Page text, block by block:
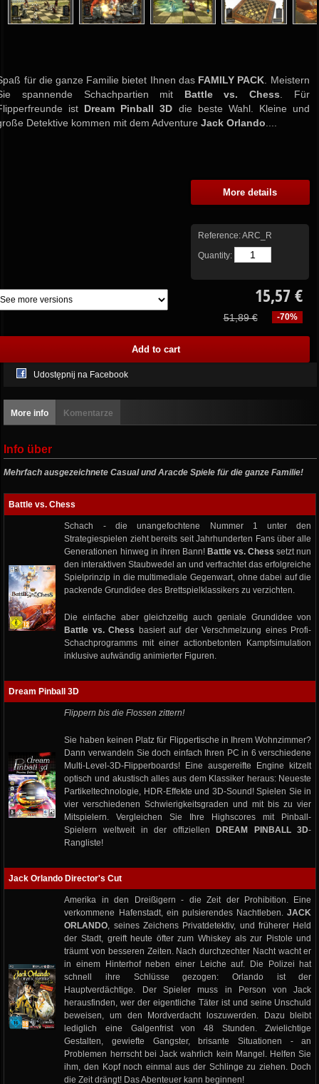
für die ganze Familie bietet Ihnen das FAMILY PACK . Meistern
spannende Schachpartien mit Battle vs. Chess . Für
ist Dream Pinball 3D die beste Wahl. Kleine und
Detektive kommen mit dem AdventureJack Orlando
More details
Reference:ARC_R
Quantity:
15,57 €
-70%
51,89 €
Udostępnij na Facebook
More info Komentarze
Info über
Mehrfach ausgezeichnete Casual und Aracde Spiele für die ganze Familie!
Battle vs. Chess
Schach - die unangefochtene Nummer 1 unter den
Strategiespielen zieht bereits seit Jahrhunderten Fans über alle
Generationen hinweg in ihren Bann! Battle vs. Chess setzt nun
den interaktiven Staubwedel an und verfrachtet das erfolgreiche
Spielprinzip in die multimediale Gegenwart, ohne dabei auf die
packende Grundidee des Brettspielklassikers zu verzichten.
Die einfache aber gleichzeitig auch geniale Grundidee von
Battle vs. Chess basiert auf der Verschmelzung eines Profi-
Schachprogramms mit einer actionbetonten Kampfsimulation
inklusive aufwändig animierter Figuren.
Dream Pinball 3D
Flippern bis die Flossen zittern!
Sie haben keinen Platz für Flippertische in Ihrem Wohnzimmer?
Dann verwandeln Sie doch einfach Ihren PC in 6 verschiedene
Multi-Level-3D-Flipperboards! Eine ausgereifte Engine kitzelt
optisch und akustisch alles aus dem Klassiker heraus: Neueste
Partikeltechnologie, HDR-Effekte und 3D-Sound! Spielen Sie in
vier verschiedenen Schwierigkeitsgraden und mit bis zu vier
Mitspielern. Vergleichen Sie Ihre Highscores mit Pinball-
Spielern weltweit in der offiziellen
DREAM PINBALL 3D-
Rangliste!
Jack Orlando Director's Cut
Amerika in den Dreißigern - die Zeit der Prohibition. Eine
verkommene Hafenstadt, ein pulsierendes Nachtleben.JACK
ORLANDO, seines Zeichens Privatdetektiv, und früherer Held
der Stadt, greift heute öfter zum Whiskey als zur Pistole und
träumt von besseren Zeiten. Nach durchzechter Nacht wacht er
in einem Hinterhof neben einer Leiche auf. Die Polizei hat
schnell ihre Schlüsse gezogen: Orlando ist der
Hauptverdächtige. Der Spieler muss in Person von Jack
herausfinden, wer der eigentliche Täter ist und seine Unschuld
beweisen, um den Mordverdacht loszuwerden. Dazu bleibt
lediglich eine Galgenfrist von 48 Stunden. Zwielichtige
Gestalten, gewiefte Gangster, brisante Situationen - an
Problemen herrscht bei Jack wahrlich kein Mangel. Helfen Sie
ihm, den Kopf noch einmal aus der Schlinge zu ziehen. Doch
die Zeit drängt! Das Abenteuer kann beginnen!